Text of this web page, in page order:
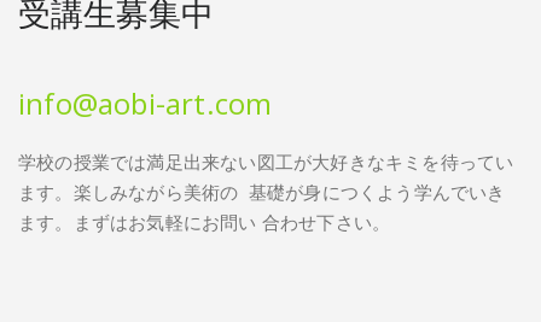
受講生募集中
info@aobi-art.com
学校の授業では満足出来ない図工が大好きなキミを待ってい
ます。楽しみながら美術の 基礎が身につくよう学んでいき
ます。まずはお気軽にお問い 合わせ下さい。